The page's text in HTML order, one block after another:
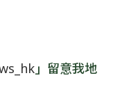
」留意我地